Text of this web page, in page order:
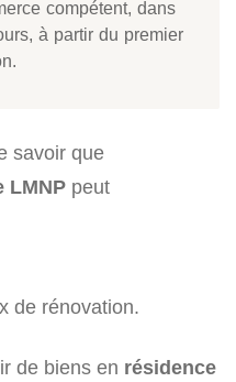
compétent, dans
à partir du premier
savoir que
LMNP peut
de rénovation.
de biens en résidence